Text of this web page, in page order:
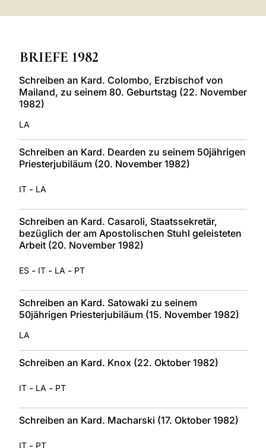
BRIEFE 1982
Schreiben an Kard. Colombo, Erzbischof von
Mailand, zu seinem 80. Geburtstag (22. November
1982)
LA
Schreiben an Kard. Dearden zu seinem 50jährigen
Priesterjubiläum (20. November 1982)
IT - LA
Schreiben an Kard. Casaroli, Staatssekretär,
bezüglich der am Apostolischen Stuhl geleisteten
Arbeit (20. November 1982)
ES - IT - LA - PT
Schreiben an Kard. Satowaki zu seinem
50jährigen Priesterjubiläum (15. November 1982)
LA
Schreiben an Kard. Knox (22. Oktober 1982)
IT - LA - PT
Schreiben an Kard. Macharski (17. Oktober 1982)
IT - PT